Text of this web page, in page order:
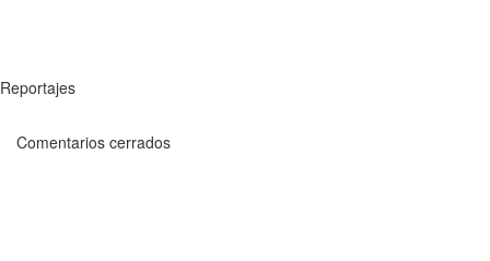
Reportajes
Comentarios cerrados